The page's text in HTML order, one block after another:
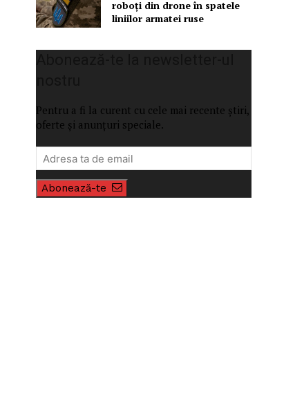
roboți din drone în spatele
liniilor armatei ruse
Pentru a fi la curent cu cele mai recente știri,
oferte și anunțuri speciale.
Abonează-te